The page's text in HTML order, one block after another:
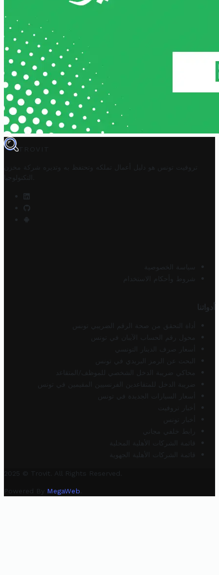
TROVIT
تروفيت تونس هو دليل أعمال تملكه وتحتفظ به وتديره
شركة مخزن
التكنولوجيا
سياسة الخصوصية
شروط وأحكام الاستخدام
أدواتنا
أداة التحقق من صحة الرقم الضريبي تونس
محول رقم الحساب الآيبان في تونس
أسعار صرف الدينار التونسي
البحث عن الرمز البريدي في تونس
محاكي ضريبة الدخل الشخصي للموظف/المتقاعد
ضريبة الدخل للمتقاعدين الفرنسيين المقيمين في تونس
أسعار السيارات الجديدة في تونس
أخبار تروفيت
أخبار تونس
رابط خلفي مجاني
قائمة الشركات الأهلية المحلية
قائمة الشركات الأهلية الجهوية
2025 © Trovit. All Rights Reserved.
Powered By MegaWeb